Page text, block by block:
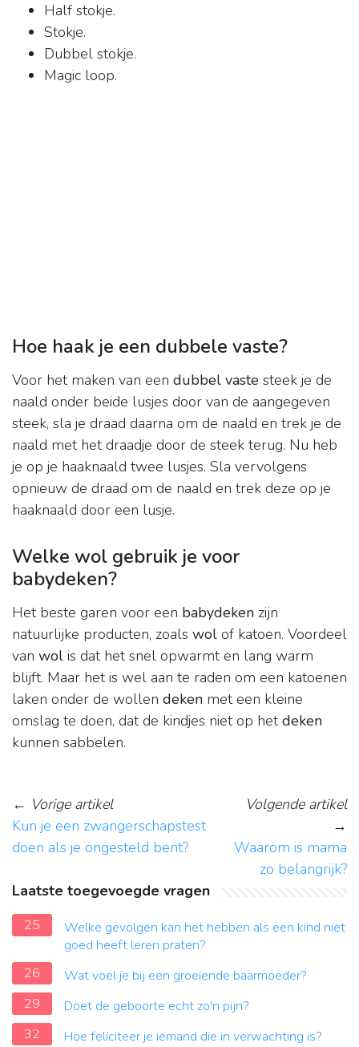
Half stokje.
Stokje.
Dubbel stokje.
Magic loop.
Hoe haak je een dubbele vaste?
Voor het maken van een dubbel vaste steek je de
naald onder beide lusjes door van de aangegeven
steek, sla je draad daarna om de naald en trek je de
naald met het draadje door de steek terug. Nu heb
je op je haaknaald twee lusjes. Sla vervolgens
opnieuw de draad om de naald en trek deze op je
haaknaald door een lusje.
Welke wol gebruik je voor
babydeken?
Het beste garen voor een babydeken zijn
natuurlijke producten, zoals wol of katoen. Voordeel
van wol is dat het snel opwarmt en lang warm
blijft. Maar het is wel aan te raden om een katoenen
laken onder de wollen deken met een kleine
omslag te doen, dat de kindjes niet op hetdeken
kunnen sabbelen.
← Vorige artikel
Kun je een zwangerschapstest
doen als je ongesteld bent?
Volgende artikel
→
Waarom is mama
zo belangrijk?
Laatste toegevoegde vragen
25
Welke gevolgen kan het hebben als een kind niet
goed heeft leren praten?
26
Wat voel je bij een groeiende baarmoeder?
29
Doet de geboorte echt zo'n pijn?
32
Hoe feliciteer je iemand die in verwachting is?